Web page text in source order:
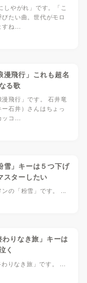
しやがれ」です。「こ
たい曲。世代がモロ
ね…
漫飛行」これも超名
る歌
飛行」です。 石井竜
石井）さんはちょっ
コ…
雪」キーは５つ下げ
スターしたい
ンの「粉雪」です。 ...
りなき旅」キーは
く
りなき旅」です。 ...